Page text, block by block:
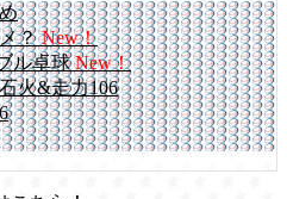
？New！
ル卓球New！
火&走力106